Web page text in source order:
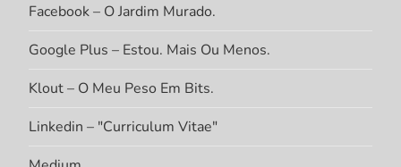
Facebook – O Jardim Murado.
Google Plus – Estou. Mais Ou Menos.
Klout – O Meu Peso Em Bits.
Linkedin – "Curriculum Vitae"